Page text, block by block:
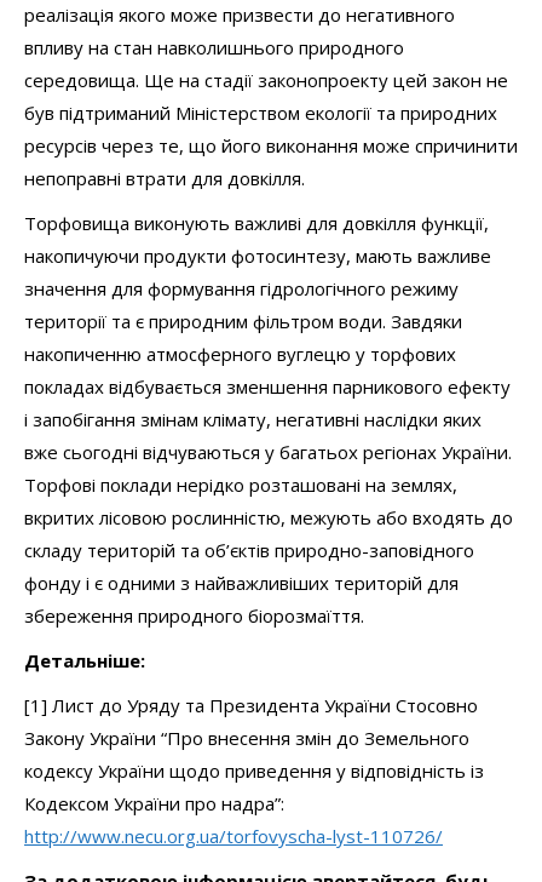
реалізація якого може призвести до негативного
впливу на стан навколишнього природного
середовища. Ще на стадії законопроекту цей закон не
був підтриманий Міністерством екології та природних
ресурсів через те, що його виконання може спричинити
непоправні втрати для довкілля.
Торфовища виконують важливі для довкілля функції,
накопичуючи продукти фотосинтезу, мають важливе
значення для формування гідрологічного режиму
території та є природним фільтром води. Завдяки
накопиченню атмосферного вуглецю у торфових
покладах відбувається зменшення парникового ефекту
і запобігання змінам клімату, негативні наслідки яких
вже сьогодні відчуваються у багатьох регіонах України.
Торфові поклади нерідко розташовані на землях,
вкритих лісовою рослинністю, межують або входять до
складу територій та об’єктів природно-заповідного
фонду і є одними з найважливіших територій для
збереження природного біорозмаїття.
Детальніше:
[1] Лист до Уряду та Президента України Стосовно
Закону України “Про внесення змін до Земельного
кодексу України щодо приведення у відповідність із
Кодексом України про надра”:
http://www.necu.org.ua/torfovyscha-lyst-110726/